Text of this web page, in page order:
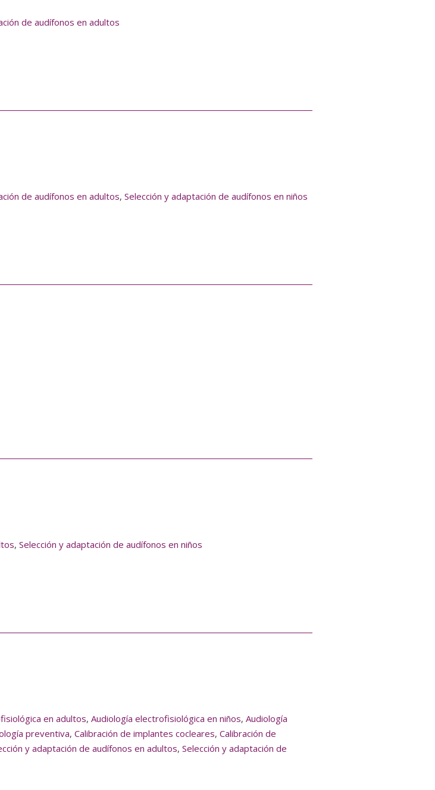
de audífonos en adultos
de audífonos en adultos,Selección y adaptación de audífonos en niños
,Selección y adaptación de audífonos en niños
en adultos,Audiología electrofisiológica en niños,Audiología
preventiva,Calibración de implantes cocleares,Calibración de
y adaptación de audífonos en adultos,Selección y adaptación de